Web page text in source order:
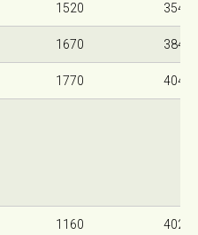
1520 3540
1670 3840
1770 4040
1160 4020